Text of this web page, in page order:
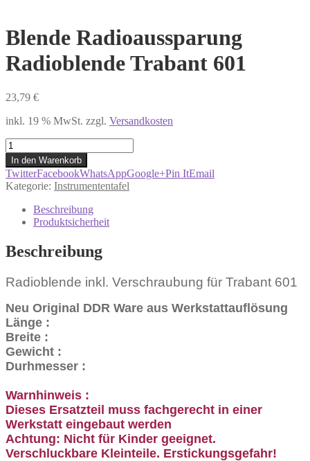
Blende Radioaussparung
Radioblende Trabant 601
23,79 €
inkl. 19 % MwSt. zzgl. Versandkosten
Blende
Radioaussparung
Radioblende
Trabant
601
Menge
In den Warenkorb
TwitterFacebookWhatsAppGoogle+Pin ItEmail
Kategorie: Instrumententafel
Beschreibung
Produktsicherheit
Beschreibung
Radioblende inkl. Verschraubung für Trabant 601
Neu Original DDR Ware aus Werkstattauflösung
Länge :
Breite :
Gewicht :
Durhmesser :
Warnhinweis :
Dieses Ersatzteil muss fachgerecht in einer
Werkstatt eingebaut werden
Achtung: Nicht für Kinder geeignet.
Verschluckbare Kleinteile. Erstickungsgefahr!